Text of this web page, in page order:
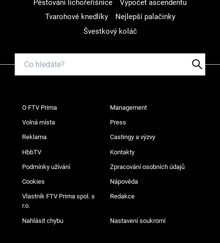
Pěstování lichořeřišnice
Výpočet ascendentu
Tvarohové knedlíky
Nejlepší palačinky
Švestkový koláč
O FTV Prima Management
Volná místa Press
Reklama Castingy a výzvy
HbbTV Kontakty
Podmínky užívání Zpracování osobních údajů
Cookies Nápověda
Vlastník FTV Prima spol. s
r.o.
Redakce
Nahlásit chybu Nastavení soukromí